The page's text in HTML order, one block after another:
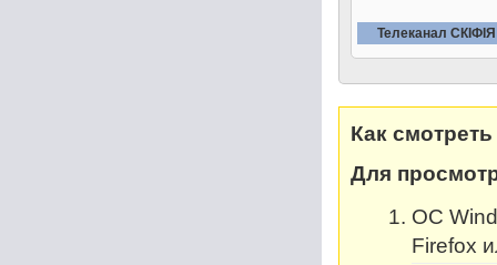
Телеканал СКIФIЯ
Как
Для
OC
Firefox